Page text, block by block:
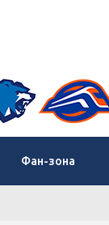
Фан-зона